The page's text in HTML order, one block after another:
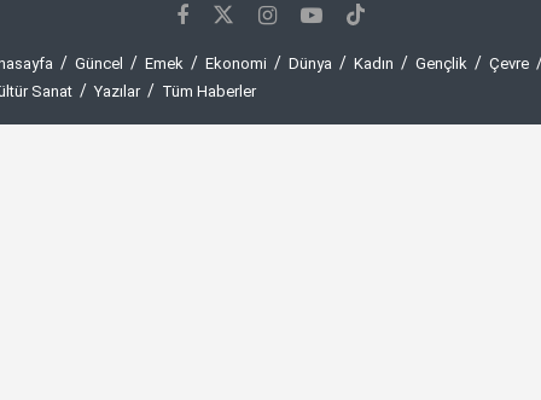
Güncel Emek Ekonomi Dünya Kadın Gençlik
Çevre
Sanat
Yazılar Tüm Haberler